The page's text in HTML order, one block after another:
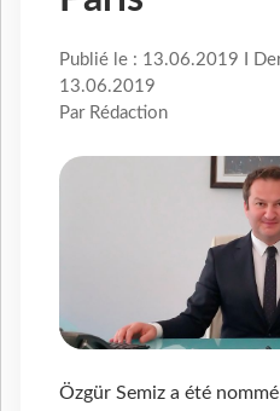
Publié le : 13.06.2019 I
13.06.2019
Par Rédaction
Özgür Semiz a été